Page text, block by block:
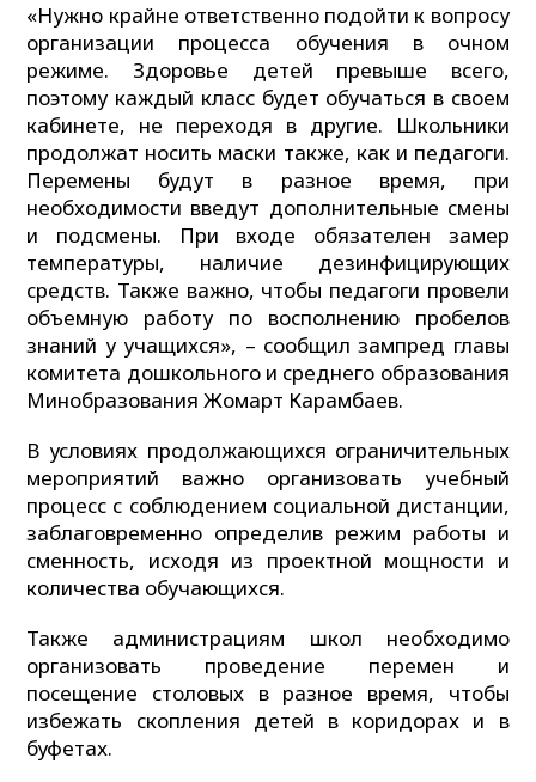
«Нужно крайне ответственно подойти к вопросу
организации процесса обучения в очном
режиме. Здоровье детей превыше всего,
поэтому каждый класс будет обучаться в своем
кабинете, не переходя в другие. Школьники
продолжат носить маски также, как и педагоги.
Перемены будут в разное время, при
необходимости введут дополнительные смены
и подсмены. При входе обязателен замер
температуры, наличие дезинфицирующих
средств. Также важно, чтобы педагоги провели
объемную работу по восполнению пробелов
знаний у учащихся», – сообщил зампред главы
комитета дошкольного и среднего образования
Минобразования Жомарт Карамбаев.
В условиях продолжающихся ограничительных
мероприятий важно организовать учебный
процесс с соблюдением социальной дистанции,
заблаговременно определив режим работы и
сменность, исходя из проектной мощности и
количества обучающихся.
Также администрациям школ необходимо
организовать проведение перемен и
посещение столовых в разное время, чтобы
избежать скопления детей в коридорах и в
буфетах.